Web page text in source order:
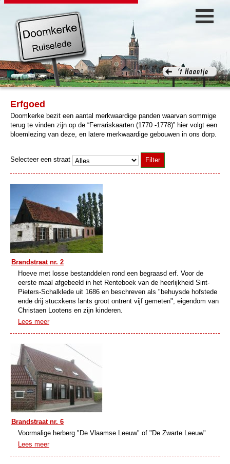
Erfgoed
Doomkerke bezit een aantal merkwaardige panden waarvan sommige
terug te vinden zijn op de “Ferrariskaarten (1770 -1778)” hier volgt een
bloemlezing van deze, en latere merkwaardige gebouwen in ons dorp.
Selecteer een straat
Brandstraat nr. 2
Hoeve met losse bestanddelen rond een begraasd erf. Voor de
eerste maal afgebeeld in het Renteboek van de heerlijkheid Sint-
Pieters-Schalklede uit 1686 en beschreven als "behuysde hofstede
ende drij stucxkens lants groot ontrent vijf gemeten", eigendom van
Christaen Lootens en zijn kinderen.
Lees meer
Brandstraat nr. 6
Voormalige herberg "De Vlaamse Leeuw" of "De Zwarte Leeuw"
Lees meer